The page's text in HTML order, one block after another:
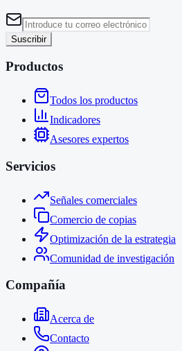
Suscribir
Productos
Todos los productos
Indicadores
Asesores expertos
Servicios
Señales comerciales
Comercio de copias
Optimización de la estrategia
Comunidad de investigación
Compañía
Acerca de
Contacto